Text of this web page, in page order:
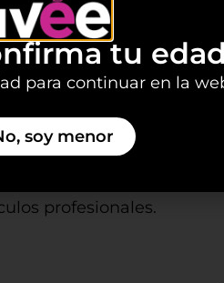
domicilio a
sorprende con un
profesionales.
tu
para continuar en la
soy menor